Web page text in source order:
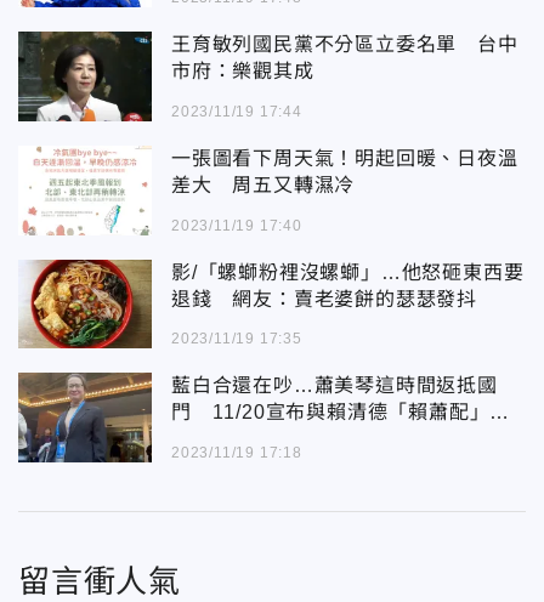
王育敏列國民黨不分區立委名單 台中
市府：樂觀其成
2023/11/19 17:44
一張圖看下周天氣！明起回暖、日夜溫
差大 周五又轉濕冷
2023/11/19 17:40
影/「螺螄粉裡沒螺螄」…他怒砸東西要
退錢 網友：賣老婆餅的瑟瑟發抖
2023/11/19 17:35
藍白合還在吵…蕭美琴這時間返抵國
門 11/20宣布與賴清德「賴蕭配」隔
2023/11/19 17:18
留言衝人氣